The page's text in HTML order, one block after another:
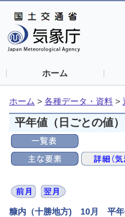
ホーム
ホーム > 各種データ・資料 >
平年値（日ごとの値）
糠内（十勝地方) 10月 平